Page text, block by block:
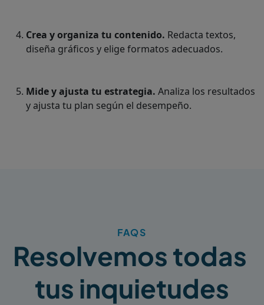
Crea y organiza tu contenido. Redacta textos,
diseña gráficos y elige formatos adecuados.
Mide y ajusta tu estrategia. Analiza los resultados
y ajusta tu plan según el desempeño.
FAQS
Resolvemos todas
tus inquietudes